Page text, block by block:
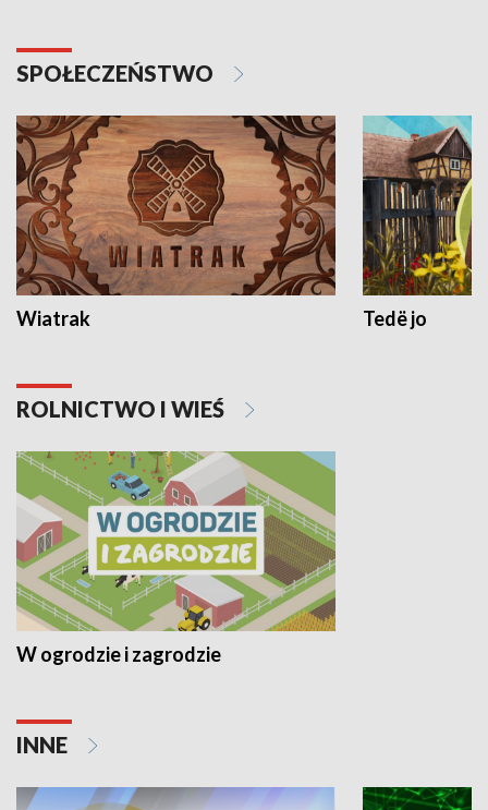
SPOŁECZEŃSTWO
Wiatrak Tedë jo
ROLNICTWO I WIEŚ
W ogrodzie i zagrodzie
INNE